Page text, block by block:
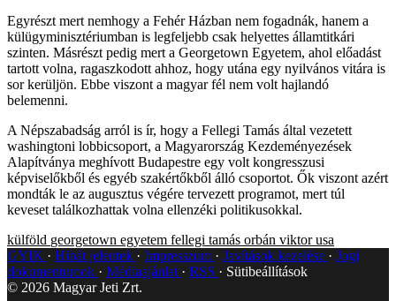
Egyrészt mert nemhogy a Fehér Házban nem fogadnák, hanem a
külügyminisztériumban is legfeljebb csak helyettes államtitkári
szinten. Másrészt pedig mert a Georgetown Egyetem, ahol előadást
tartott volna, ragaszkodott ahhoz, hogy utána egy nyilvános vitára is
sor kerüljön. Ebbe viszont a magyar fél nem volt hajlandó
belemenni.
A Népszabadság arról is ír, hogy a Fellegi Tamás által vezetett
washingtoni lobbicsoport, a Magyarország Kezdeményezések
Alapítványa meghívott Budapestre egy volt kongresszusi
képviselőkből és egyéb szakértőkből álló csoportot. Ők viszont azért
mondták le az augusztus végére tervezett programot, mert túl
keveset találkozhattak volna ellenzéki politikusokkal.
külföld georgetown egyetem fellegi tamás orbán viktor usa
GYIK
Hibát jelentek Impresszum Javítások kezelése
Jogi
dokumentumok
Médiaajánlat RSS
Sütibeállítások
© 2026 Magyar Jeti Zrt.